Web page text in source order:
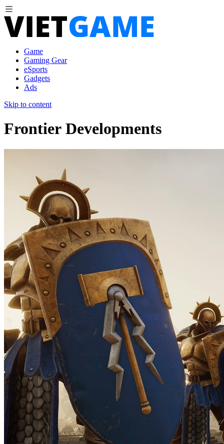
Game
Gaming Gear
eSports
Gadgets
Ads
Skip to content
Frontier Developments